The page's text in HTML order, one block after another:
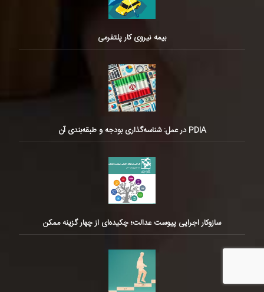
بیمه نیروی کار پلتفرمی
PDIA در عمل: شناسه‌گذاری بودجه و طبقه‌بندی آن
سازوکار اجرایی پیوست عدالت؛ چکیده‌ای از چهار گزینه ممکن